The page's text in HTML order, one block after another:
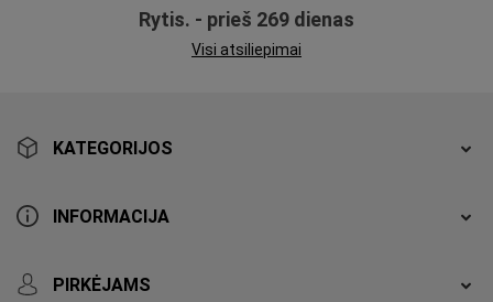
Rytis. - prieš 269 dienas
Visi atsiliepimai
KATEGORIJOS
INFORMACIJA
PIRKĖJAMS